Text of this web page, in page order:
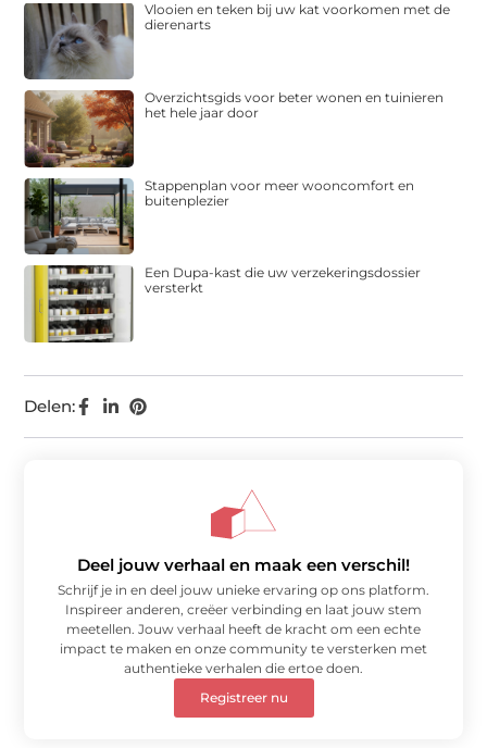
Delen:
Vlooien en teken bij uw kat voorkomen met de
dierenarts
Overzichtsgids voor beter wonen en tuinieren
het hele jaar door
Stappenplan voor meer wooncomfort en
buitenplezier
Een Dupa-kast die uw verzekeringsdossier
versterkt
Deel jouw verhaal en maak een verschil!
Schrijf je in en deel jouw unieke ervaring op ons platform.
Inspireer anderen, creëer verbinding en laat jouw stem
meetellen. Jouw verhaal heeft de kracht om een echte
impact te maken en onze community te versterken met
authentieke verhalen die ertoe doen.
Registreer nu